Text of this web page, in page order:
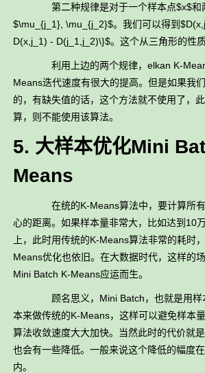
第二种规律是对于一个样本点$x$和
$\mu_{j_1}, \mu_{j_2}$。我们可以得到
D(x,j_1) - D(j_1,j_2)\}$。这个从三角形的性
利用上边的两个规律，elkan K-
Means迭代速度有很大的提高。但是如果我
的，有缺失值的话，这个方法就不使用了，
算，则不能使用该算法。
5. 大样本优化Mini
Means
在统的K-Means算法中，要计算所有
心的距离。如果样本量非常大，比如达到10
上，此时用传统的K-Means算法非常的耗时
Means优化也依旧。在大数据时代，这样的
Mini Batch K-Means应运而生。
顾名思义，Mini Batch，也就是用样本
本来做传统的K-Means，这样可以避免样本
算法收敛速度大大加快。当然此时的代价就
也会有一些降低。一般来说这个降低的幅度
内。